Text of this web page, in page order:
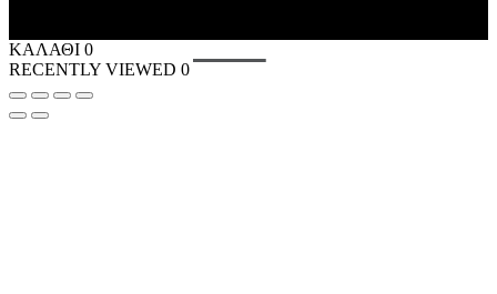
ΚΑΛΑΘΙ 0
RECENTLY VIEWED 0